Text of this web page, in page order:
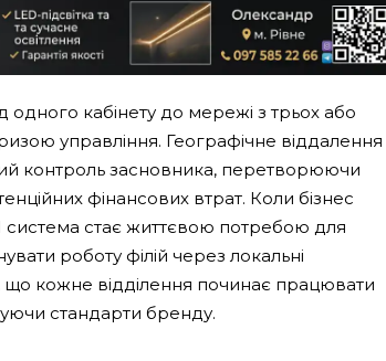
кабінету до мережі з трьох або
управління. Географічне віддалення
контроль засновника, перетворюючи
фінансових втрат. Коли бізнес
система стає життєвою потребою для
роботу філій через локальні
кожне відділення починає працювати
стандарти бренду.